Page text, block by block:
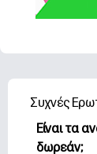
Συχνές
Είναι τα
δωρεάν;